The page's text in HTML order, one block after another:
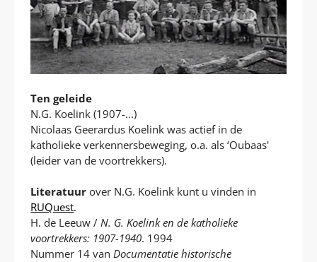
Ten geleide
N.G. Koelink (1907-...)
Nicolaas Geerardus Koelink was actief in de
katholieke verkennersbeweging, o.a. als ‘Oubaas'
(leider van de voortrekkers).
Literatuur over N.G. Koelink kunt u vinden in
RUQuest.
H. de Leeuw /N. G. Koelink en de katholieke
voortrekkers: 1907-1940. 1994
Nummer 14 vanDocumentatie historische